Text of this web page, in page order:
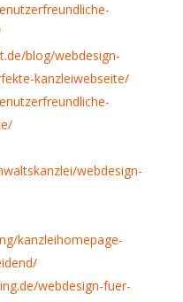
blog/webdesign-
kanzleiwebseite/
webdesign-
kanzleihomepage-
webdesign-fuer-